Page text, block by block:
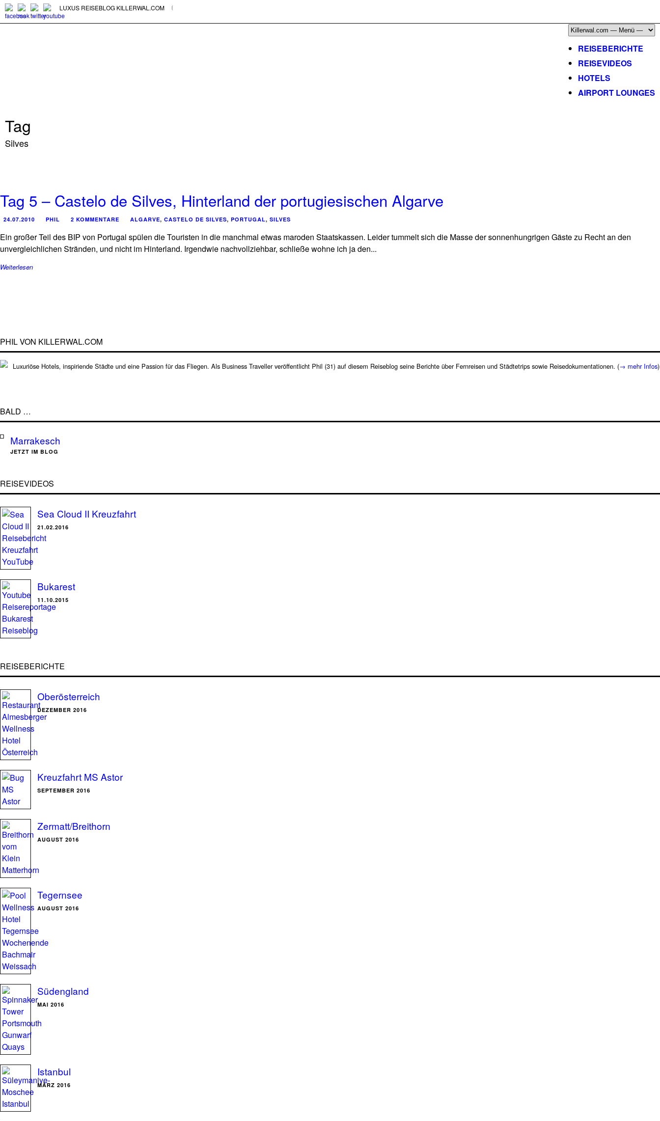
LUXUS REISEBLOG KILLERWAL.COM
REISEBERICHTE
REISEVIDEOS
HOTELS
AIRPORT LOUNGES
Tag
Silves
Tag 5 – Castelo de Silves, Hinterland der portugiesischen Algarve
24.07.2010 PHIL 2 KOMMENTARE ALGARVE, CASTELO DE SILVES, PORTUGAL, SILVES
Ein großer Teil des BIP von Portugal spülen die Touristen in die manchmal etwas maroden Staatskassen. Leider tummelt sich die Masse der sonnenhungrigen Gäste zu Recht an den
unvergleichlichen Stränden, und nicht im Hinterland. Irgendwie nachvollziehbar, schließe wohne ich ja den...
Weiterlesen
PHIL VON KILLERWAL.COM
Luxuriöse Hotels, inspiriende Städte und eine Passion für das Fliegen. Als Business Traveller veröffentlicht Phil (31) auf diesem Reiseblog seine Berichte über Fernreisen und Städtetrips sowie Reisedokumentationen. (→ mehr Infos)
BALD …
Marrakesch
JETZT IM BLOG
REISEVIDEOS
Sea Cloud II Kreuzfahrt
21.02.2016
Bukarest
11.10.2015
REISEBERICHTE
Oberösterreich
DEZEMBER 2016
Kreuzfahrt MS Astor
SEPTEMBER 2016
Zermatt/Breithorn
AUGUST 2016
Tegernsee
AUGUST 2016
Südengland
MAI 2016
Istanbul
MÄRZ 2016